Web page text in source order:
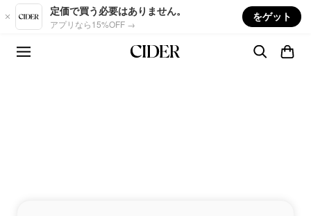
Skip to main content
定価で買う必要はありません。
アプリなら15%OFF →
をゲット